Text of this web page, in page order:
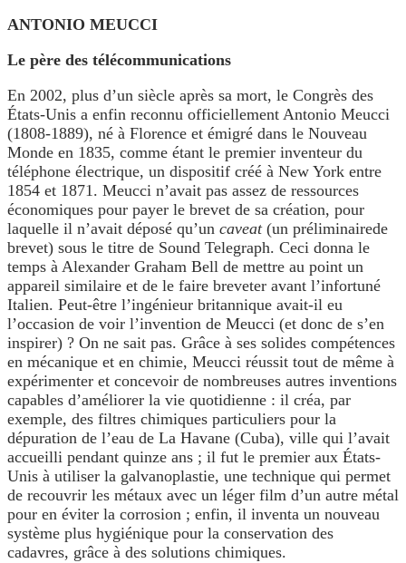
ANTONIO MEUCCI
Le père des télécommunications
En 2002, plus d’un siècle après sa mort, le Congrès des
États-Unis a enfin reconnu officiellement Antonio Meucci
(1808-1889), né à Florence et émigré dans le Nouveau
Monde en 1835, comme étant le premier inventeur du
téléphone électrique, un dispositif créé à New York entre
1854 et 1871. Meucci n’avait pas assez de ressources
économiques pour payer le brevet de sa création, pour
laquelle il n’avait déposé qu’un caveat (un préliminairede
brevet) sous le titre de Sound Telegraph. Ceci donna le
temps à Alexander Graham Bell de mettre au point un
appareil similaire et de le faire breveter avant l’infortuné
Italien. Peut-être l’ingénieur britannique avait-il eu
l’occasion de voir l’invention de Meucci (et donc de s’en
inspirer) ? On ne sait pas. Grâce à ses solides compétences
en mécanique et en chimie, Meucci réussit tout de même à
expérimenter et concevoir de nombreuses autres inventions
capables d’améliorer la vie quotidienne : il créa, par
exemple, des filtres chimiques particuliers pour la
dépuration de l’eau de La Havane (Cuba), ville qui l’avait
accueilli pendant quinze ans ; il fut le premier aux États-
Unis à utiliser la galvanoplastie, une technique qui permet
de recouvrir les métaux avec un léger film d’un autre métal
pour en éviter la corrosion ; enfin, il inventa un nouveau
système plus hygiénique pour la conservation des
cadavres, grâce à des solutions chimiques.